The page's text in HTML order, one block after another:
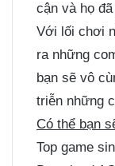
cận và họ
Với lối chơi
ra những
bạn sẽ vô
triễn những
Có thể bạn
Top game